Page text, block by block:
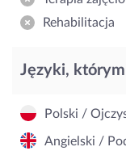
Rehabilitacja
Języki,
Polski /
Angielski /